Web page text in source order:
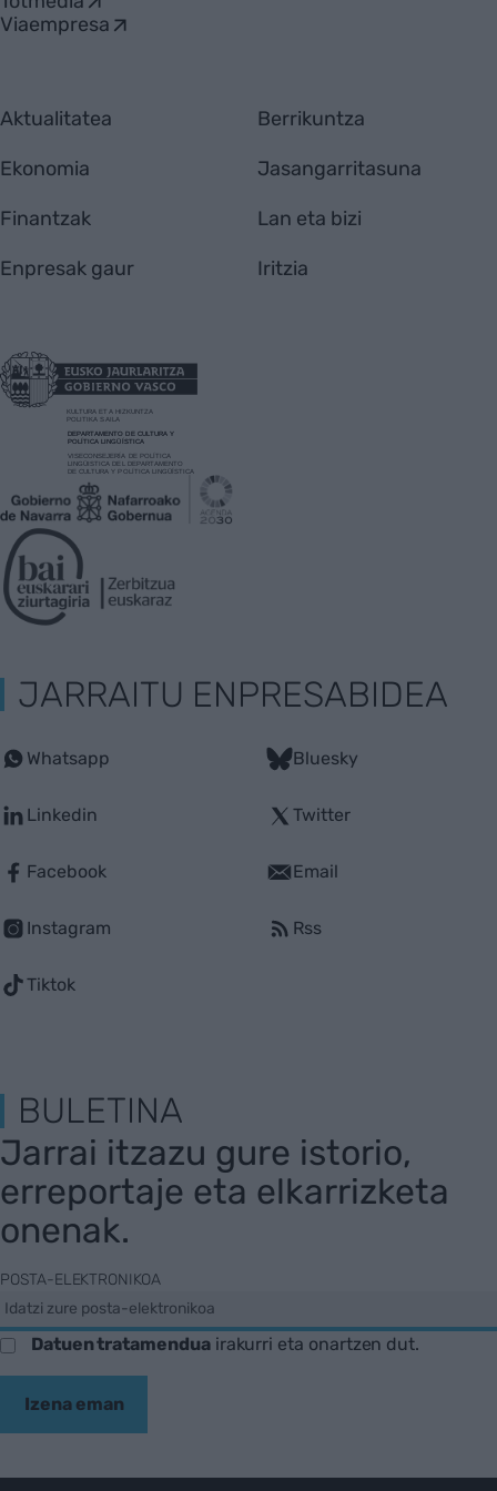
Viaempresa
Aktualitatea
Ekonomia
Finantzak
Enpresak gaur
Berrikuntza
Jasangarritasuna
Lan eta bizi
Iritzia
JARRAITU ENPRESABIDEA
Whatsapp
Linkedin
Facebook
Instagram
Tiktok
Bluesky
Twitter
Email
Rss
BULETINA
Jarrai itzazu gure istorio,
erreportaje eta elkarrizketa
onenak.
POSTA-ELEKTRONIKOA
Datuen tratamenduairakurri eta onartzen dut.
Izena eman